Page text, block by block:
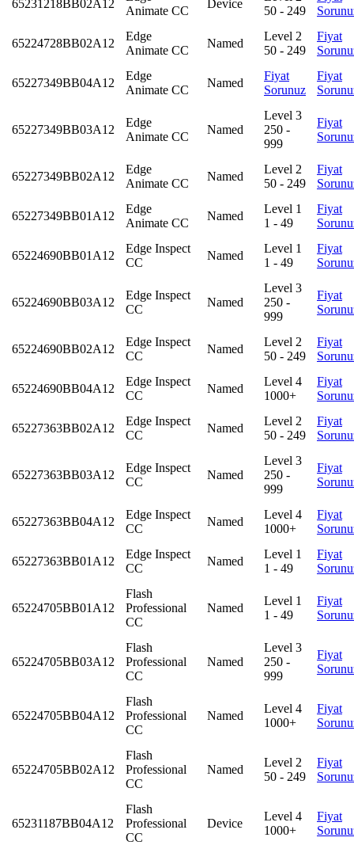
65231218BB02A12
Animate CC
Device
50 - 249
65224728BB02A12
Edge
Animate CC
Named
Level 2
50 - 249
Fiyat
65227349BB04A12
Edge
Animate CC
Named
Fiyat
Sorunuz
Fiyat
65227349BB03A12
Edge
Animate CC
Named
Level 3
250 -
999
Fiyat
65227349BB02A12
Edge
Animate CC
Named
Level 2
50 - 249
Fiyat
65227349BB01A12
Edge
Animate CC
Named
Level 1
1 - 49
Fiyat
65224690BB01A12
Edge Inspect
CC
Named
Level 1
1 - 49
Fiyat
65224690BB03A12
Edge Inspect
CC
Named
Level 3
250 -
999
Fiyat
65224690BB02A12
Edge Inspect
CC
Named
Level 2
50 - 249
Fiyat
65224690BB04A12
Edge Inspect
CC
Named
Level 4
1000+
Fiyat
65227363BB02A12
Edge Inspect
CC
Named
Level 2
50 - 249
Fiyat
65227363BB03A12
Edge Inspect
CC
Named
Level 3
250 -
999
Fiyat
65227363BB04A12
Edge Inspect
CC
Named
Level 4
1000+
Fiyat
65227363BB01A12
Edge Inspect
CC
Named
Level 1
1 - 49
Fiyat
65224705BB01A12
Flash
Professional
CC
Named
Level 1
1 - 49
Fiyat
65224705BB03A12
Flash
Professional
CC
Named
Level 3
250 -
999
Fiyat
65224705BB04A12
Flash
Professional
CC
Named
Level 4
1000+
Fiyat
65224705BB02A12
Flash
Professional
CC
Named
Level 2
50 - 249
Fiyat
65231187BB04A12
Flash
Professional
CC
Device
Level 4
1000+
Fiyat